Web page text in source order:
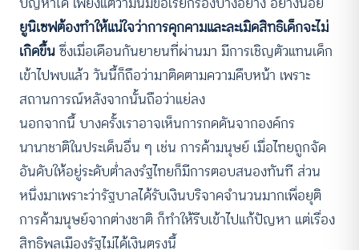
ยูนิเซฟต้องทำให้แน่ใจว่าการคุกคามและละเมิดสิทธิเด็กจะไม่
เกิดขึ้นซึ่งเมื่อเดือนกันยายนที่ผ่านมา มีการเชิญตัวแทนเด็ก
เข้าไปพบแล้ว วันนี้ก็ถือว่ามาติดตามความคืบหน้า เพราะ
สถานการณ์หลังจากนั้นถือว่าแย่ลง
นอกจากนี้ บางครั้งเราอาจเห็นการกดดันจากองค์กร
นานาชาติในประเด็นอื่น ๆ เช่น การค้ามนุษย์ เมื่อไทยถูกจัด
อันดับให้อยู่ระดับต่ำลงรํฐไทยก็มีการตอบสนองทันที ส่วน
หนึ่งมาเพราะว่ารัฐบาลได้รับเงินบริจาคจำนวนมากเพื่อยุติ
การค้ามนุษย์จากต่างชาติ ก็ทำให้รีบเข้าไปแก้ปัญหา แต่เรื่อง
สิทธิพลเมืองรัฐไม่ได้เงินตรงนี้